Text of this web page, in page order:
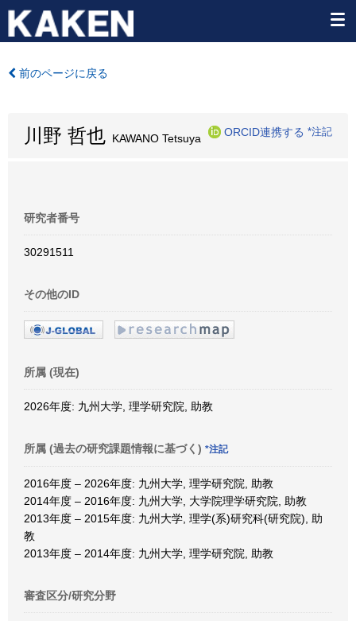
前のページに戻る
川野 哲也 KAWANO Tetsuya
ORCID連携する *注記
研究者番号
30291511
その他のID
所属 (現在)
2026年度: 九州大学, 理学研究院, 助教
所属 (過去の研究課題情報に基づく) *注記
2016年度 – 2026年度: 九州大学, 理学研究院, 助教
2014年度 – 2016年度: 九州大学, 大学院理学研究院, 助教
2013年度 – 2015年度: 九州大学, 理学(系)研究科(研究院), 助
教
2013年度 – 2014年度: 九州大学, 理学研究院, 助教
審査区分/研究分野